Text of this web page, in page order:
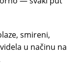
smireni,
u načinu na